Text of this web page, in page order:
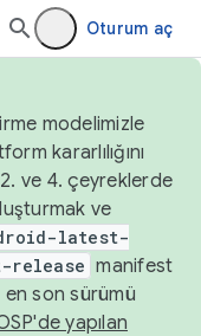
Oturum aç
modelimizle
kararlılığını
ve 4. çeyreklerde
ve
latest-
release manifest
en son sürümü
yapılan